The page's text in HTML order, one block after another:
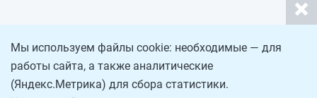
Мы используем файлы cookie: необходимые — для
работы сайта, а также аналитические
(Яндекс.Метрика) для сбора статистики.